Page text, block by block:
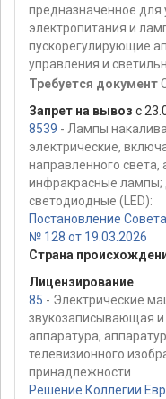
предназначенное для
электропитания и
пускорегулирующие
управления и
Требуется документ
Запрет на вывоз с
8539 - Лампы
электрические,
направленного
инфракрасные лампы;
светодиодные (LED):
Постановление
№ 128 от 19.03.2026
Страна
Лицензирование
85 - Электрические
звукозаписывающая
аппаратура,
телевизионного
принадлежности
Решение Коллегии